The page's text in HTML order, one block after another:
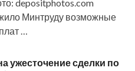
depositphotos.com
Минтруду возможные
…
ужесточение сделки по